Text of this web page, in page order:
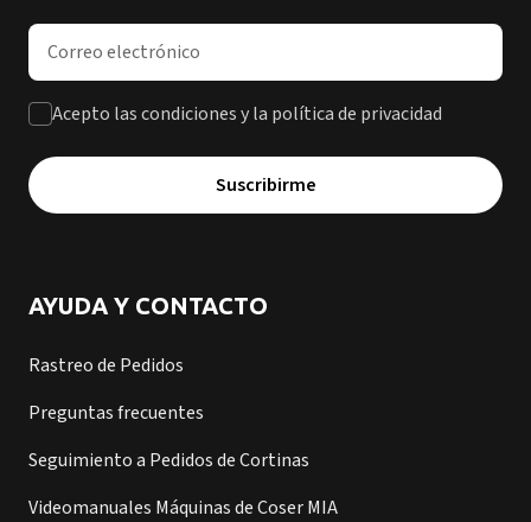
Dirección de correo electrónico
Acepto las condiciones y la política de privacidad
Suscribirme
AYUDA Y CONTACTO
Rastreo de Pedidos
Preguntas frecuentes
Seguimiento a Pedidos de Cortinas
Videomanuales Máquinas de Coser MIA